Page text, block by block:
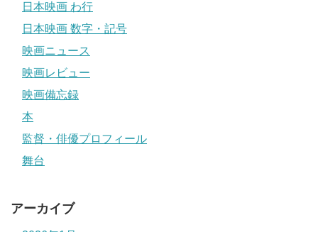
日本映画 わ行
日本映画 数字・記号
映画ニュース
映画レビュー
映画備忘録
本
監督・俳優プロフィール
舞台
アーカイブ